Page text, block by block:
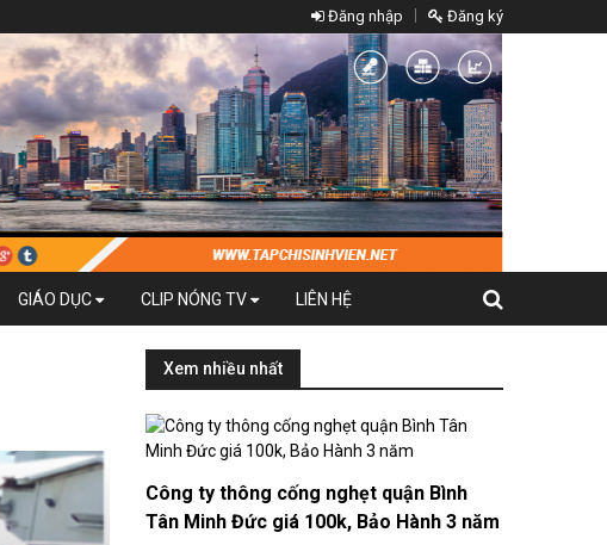
Đăng nhập Đăng ký
GIÁO DỤC CLIP NÓNG TV LIÊN HỆ
Xem nhiều nhất
Công ty thông cống nghẹt quận Bình
Tân Minh Đức giá 100k, Bảo Hành 3 năm